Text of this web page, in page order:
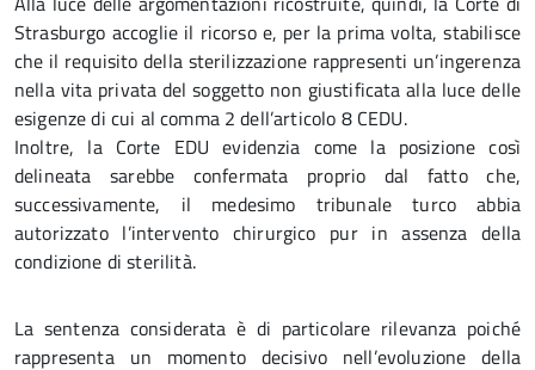
Strasburgo accoglie il ricorso e, per la prima volta, stabilisce
che il requisito della sterilizzazione rappresenti un’ingerenza
nella vita privata del soggetto non giustificata alla luce delle
esigenze di cui al comma 2 dell’articolo 8 CEDU.
Inoltre, la Corte EDU evidenzia come la posizione così
delineata sarebbe confermata proprio dal fatto che,
successivamente, il medesimo tribunale turco abbia
autorizzato l’intervento chirurgico pur in assenza della
condizione di sterilità.
La sentenza considerata è di particolare rilevanza poiché
rappresenta un momento decisivo nell’evoluzione della